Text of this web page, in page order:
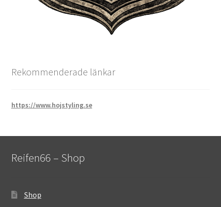
Rekommenderade länkar
https://www.hojstyling.se
Reifen66 – Shop
Shop